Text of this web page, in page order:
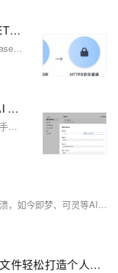
Qoder + ADB Supabase ：5分钟GET超火AI手办生图APP
本文介绍如何利用Qoder、阿里云ADB Supabase和通义千问图像编辑模型，快速搭建AI手办生图Flutter应用。无需传统后端，实现从前端生成到数据存储、AI服务集成的全链路敏捷开发，展现Vibe Coding的高效实践。
Dify+DeepSeek实战教程！企业级 AI 文档库本地化部署，数据安全与智能检索我都要
接下来这篇文章，就打算用最接地气的方式，手把手带你从 0 到 1 搭建一套专属的本地知识库系统。无论你是想优化企业内部文档检索（不用担心敏感数据上传云端的风险），还是像我一样想为用户打造更智能的文档服务，都能跟着步骤一步步实现。咱们不卖关子，直接上干货
曾几何时，Stable Diffusion的复杂参数令人崩溃，如今即梦、可灵等AI工具已让生成图片变得轻而易举。哩布哩布发布2.0升级公告，看似迈向更易用的未来，却也悄然为那个钻研模型、拼接工作流的“拓荒时代”奏响终章。技术迭代飞快，但那份对创造的热爱与探索精神，永不褪色。
AnythingLLM：34K Star！一键上传文件轻松打造个人知识库，构建只属于你的AI助手，附详细部署教程